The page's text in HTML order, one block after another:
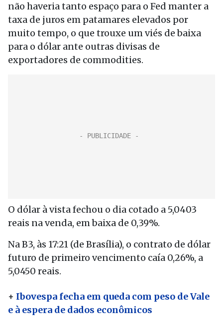
não haveria tanto espaço para o Fed manter a
taxa de juros em patamares elevados por
muito tempo, o que trouxe um viés de baixa
para o dólar ante outras divisas de
exportadores de commodities.
O dólar à vista fechou o dia cotado a 5,0403
reais na venda, em baixa de 0,39%.
Na B3, às 17:21 (de Brasília), o contrato de dólar
futuro de primeiro vencimento caía 0,26%, a
5,0450 reais.
+ Ibovespa fecha em queda com peso de Vale
e à espera de dados econômicos